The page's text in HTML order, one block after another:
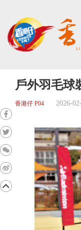
戶外羽毛球
香港仔 P04 2026-